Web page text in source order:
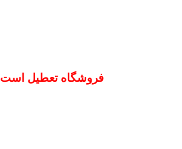
فروشگاه تعطیل است